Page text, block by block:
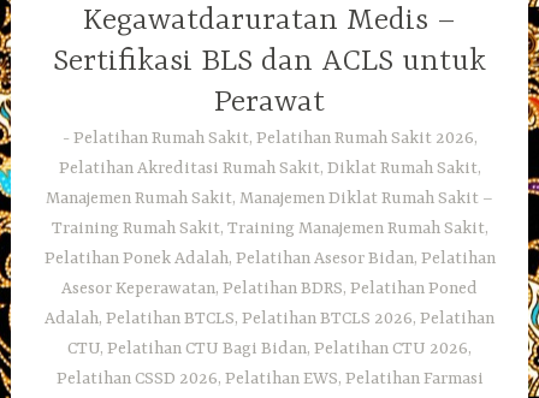
Kegawatdaruratan Medis –
Sertifikasi BLS dan ACLS untuk
Perawat
Pelatihan Rumah Sakit, Pelatihan Rumah Sakit 2026,
Pelatihan Akreditasi Rumah Sakit, Diklat Rumah Sakit,
Manajemen Rumah Sakit, Manajemen Diklat Rumah Sakit –
Training Rumah Sakit, Training Manajemen Rumah Sakit,
Pelatihan Ponek Adalah, Pelatihan Asesor Bidan, Pelatihan
Asesor Keperawatan, Pelatihan BDRS, Pelatihan Poned
Adalah, Pelatihan BTCLS, Pelatihan BTCLS 2026, Pelatihan
CTU, Pelatihan CTU Bagi Bidan, Pelatihan CTU 2026,
Pelatihan CSSD 2026, Pelatihan EWS, Pelatihan Farmasi